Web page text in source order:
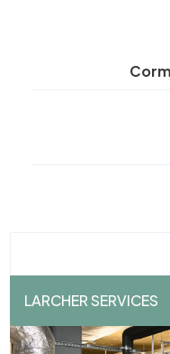
LARCHER SERVICES